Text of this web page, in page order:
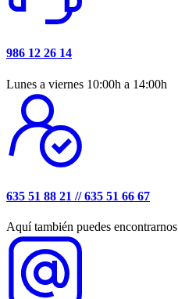
986 12 26 14
Lunes a viernes 10:00h a 14:00h
635 51 88 21 // 635 51 66 67
Aquí también puedes encontrarnos